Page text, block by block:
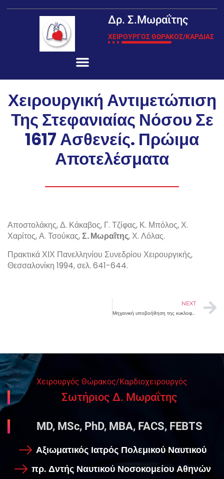
Δρ. Σ.Μωραΐτης
ΧΕΙΡΟΥΡΓΟΣ ΘΩΡΑΚΟΣ/ΚΑΡΔΙΑΣ
Χειρουργική Αντιμετώπιση
Της Στεφανιαίας Νόσου Σε
1617 Ασθενείς. Πρώιμα
Αποτελέσματα
Αποστολάκης, Δ. Κάκαβος, Γ. Τζίφας, Κ. Μπόλος, Χ.
Χαρίτος, Α. Τσούκας,Σ. Μωραΐτης, Χ. Λόλας.
Πρακτικά ΧΙΧ Πανελληνίου Συνεδρίου Χειρουργικής,
Θεσσαλονίκη 1994, σελ. 641-644.
NEXT
Μηχανική υποβοήθηση της κυκλοφορίας με ενδοαορτική αντλία σε καρδιοχειρουργικούς ασθενείς.
Χειρουργός Θώρακος/Καρδιοχειρουργός
Σωτήριος Δ. Μωραΐτης
MD, MSc, PhD, MBA, FACS, FEBTS
Αξιωματικός Ιατρός Πολεμικού Ναυτικού
πρ. Δντής Ναυτικού Νοσοκομείου Αθηνών